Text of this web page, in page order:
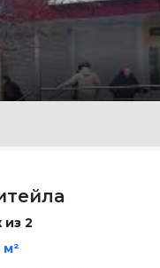
из 2
м²